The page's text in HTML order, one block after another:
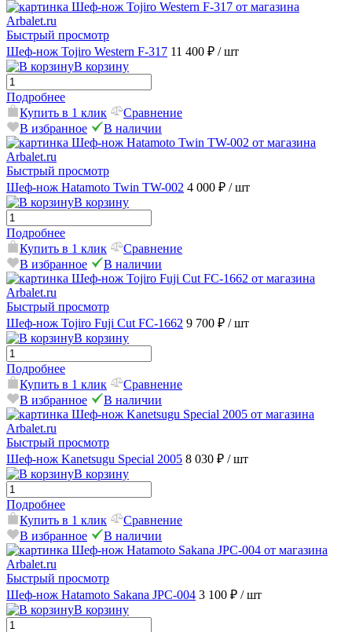
Быстрый просмотр
Шеф-нож Tojiro Western F-317 11 400 ₽ / шт
В корзину
Подробнее
Купить в 1 клик
Сравнение
В избранное
В наличии
Быстрый просмотр
Шеф-нож Hatamoto Twin TW-002 4 000 ₽ / шт
В корзину
Подробнее
Купить в 1 клик
Сравнение
В избранное
В наличии
Быстрый просмотр
Шеф-нож Tojiro Fuji Cut FC-1662 9 700 ₽ / шт
В корзину
Подробнее
Купить в 1 клик
Сравнение
В избранное
В наличии
Быстрый просмотр
Шеф-нож Kanetsugu Special 2005 8 030 ₽ / шт
В корзину
Подробнее
Купить в 1 клик
Сравнение
В избранное
В наличии
Быстрый просмотр
Шеф-нож Hatamoto Sakana JPC-004 3 100 ₽ / шт
В корзину